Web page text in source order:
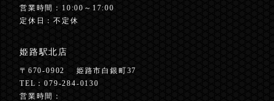
営業時間：10:00～17:00
定休日：不定休
姫路駅北店
〒670-0902
姫路市白銀町37
TEL：079-284-0130
営業時間：